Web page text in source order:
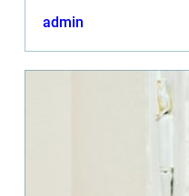
admin